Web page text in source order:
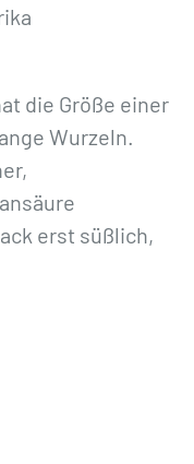
die Größe einer
Wurzeln.
erst süßlich,